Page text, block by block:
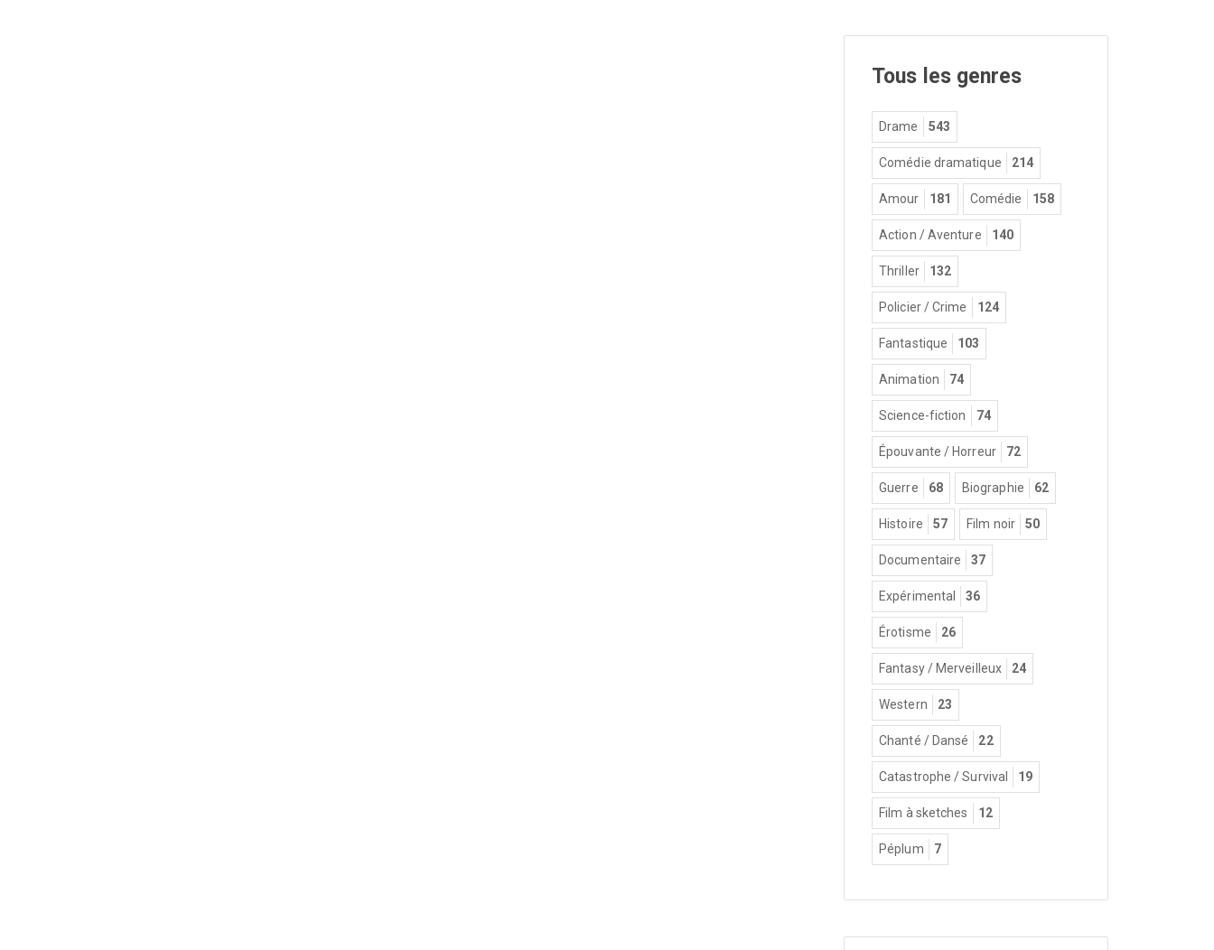
Tous les genres
Drame 543
Comédie dramatique 214
Amour 181 Comédie 158
Action / Aventure 140
Thriller 132
Policier / Crime 124
Fantastique 103
Animation 74
Science-fiction 74
Épouvante / Horreur 72
Guerre 68 Biographie 62
Histoire 57 Film noir 50
Documentaire 37
Expérimental 36
Érotisme 26
Fantasy / Merveilleux 24
Western 23
Chanté / Dansé 22
Catastrophe / Survival 19
Film à sketches 12
Péplum 7